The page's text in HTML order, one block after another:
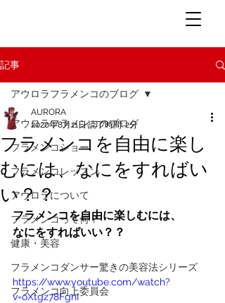
記事
アウロラフラメンコのブログ
フラメンコショー
フラメンコレッスン
アウロラについて
フラメンコって何？
健康・美容
フラメンコダンサー驚きの美容法シリーズ
フラメンコ向上委員会
アウロラフラメンコのブログ
フラメンコを自由に楽し
むには、なにをすればい
い？？
AURORA
2020年8月11日読了時間: 2分
フラメンコを自由に楽しむには、
なにをすればいい？？
https://www.youtube.com/watch?
v=oXtgz78FgnI